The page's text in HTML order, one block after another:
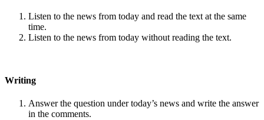
Listen to the news from today and read the text at the same
time.
Listen to the news from today without reading the text.
Writing
Answer the question under today’s news and write the answer
in the comments.